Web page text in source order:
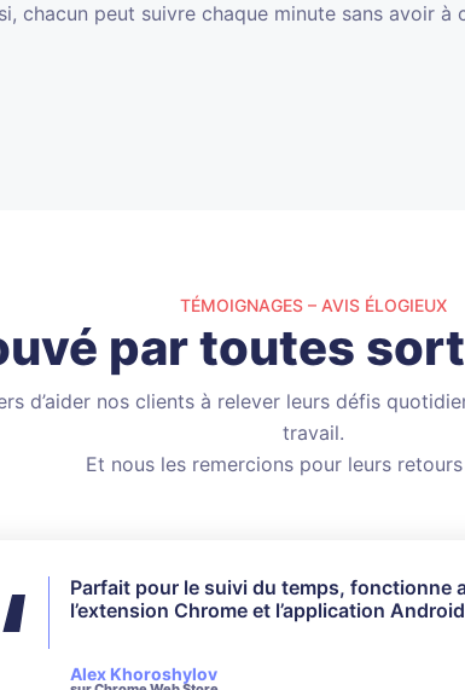
chacun peut suivre chaque minute sans avoir à
TÉMOIGNAGES – AVIS ÉLOGIEUX
par toutes
d’aider nos clients à relever leurs défis
travail.
Et nous les remercions pour leurs
Parfait pour le suivi du temps, fonctionne
l’extension Chrome et l’application
Alex Khoroshylov
Je n’ai pas utilisé toutes les
cela a parfaitement répondu à mes
Salvador Carranza